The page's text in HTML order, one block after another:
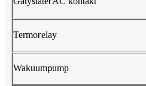
Termorelay
Wakuumpump